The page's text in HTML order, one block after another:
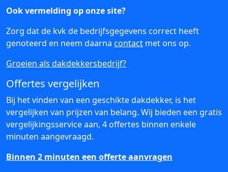
Ook vermelding op onze site?
Zorg dat de kvk de bedrijfsgegevens correct heeft
genoteerd en neem daarna contact met ons op.
Groeien als dakdekkersbedrijf?
Offertes vergelijken
Bij het vinden van een geschikte dakdekker, is het
vergelijken van prijzen van belang. Wij bieden een gratis
vergelijkingsservice aan, 4 offertes binnen enkele
minuten aangevraagd.
Binnen 2 minuten een offerte aanvragen